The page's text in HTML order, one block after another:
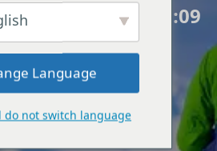
2024 @ 10:09
2024 @ 10:09 am
Language
do not switch language